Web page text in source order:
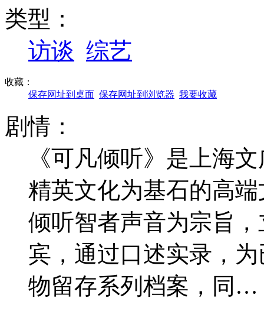
类型：
访谈 综艺
收藏：
保存网址到桌面 保存网址到浏览器 我要收藏
剧情：
《可凡倾听》是上海
精英文化为基石的高
倾听智者声音为宗旨
宾，通过口述实录，
物留存系列档案，同…